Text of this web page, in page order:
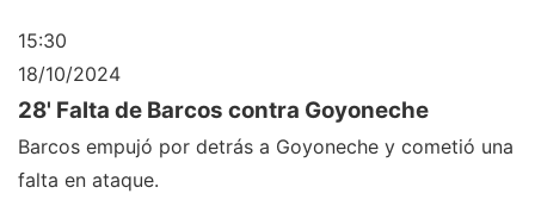
15:30
18/10/2024
28' Falta de Barcos contra Goyoneche
Barcos empujó por detrás a Goyoneche y cometió una
falta en ataque.